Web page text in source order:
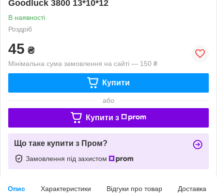
Goodluck 3800 13*10*12
В наявності
Роздріб
45 ₴
Мінімальна сума замовлення на сайті — 150 ₴
Купити
або
Купити з
Що таке купити з Пром?
Замовлення під захистом
Опис Характеристики Відгуки про товар Доставка